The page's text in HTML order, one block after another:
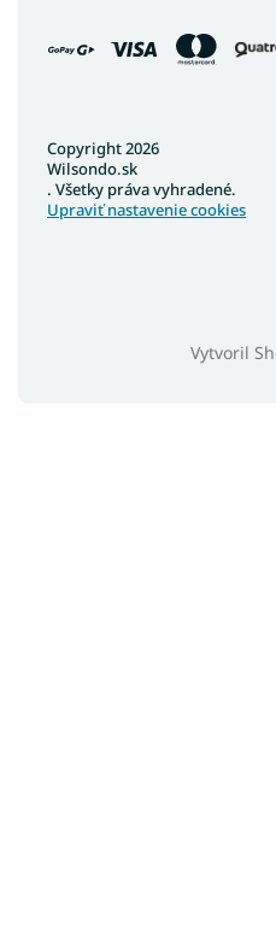
Vytvoril
Copyright 2026
Wilsondo.sk
. Všetky práva vyhradené.
Upraviť nastavenie cookies